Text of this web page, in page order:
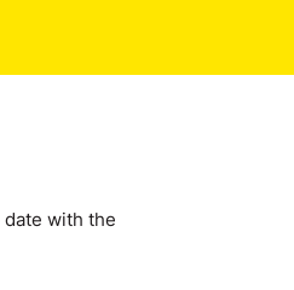
with the